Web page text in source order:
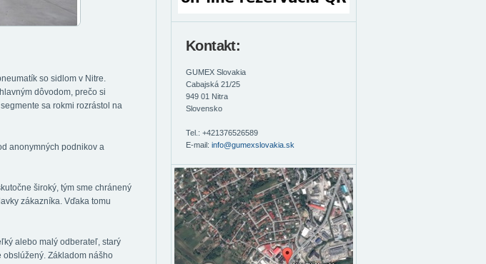
so sidlom v Nitre.
dôvodom, prečo si
sa rokmi rozrástol na
anonymných podnikov a
široký, tým sme chránený
zákazníka. Vďaka tomu
alebo malý odberateľ, starý
Základom nášho
Kontakt:
GUMEX Slovakia
Cabajská 21/25
949 01 Nitra
Slovensko
Tel.: +421376526589
E-mail: info@gumexslovakia.sk